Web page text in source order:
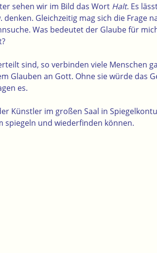
sehen wir im Bild das Wort Halt. Es
Gleichzeitig mag sich die Frage
Was bedeutet der Glaube für
sind, so verbinden viele Menschen
Glauben an Gott. Ohne sie würde das
es.
Künstler im großen Saal in
spiegeln und wiederfinden können.